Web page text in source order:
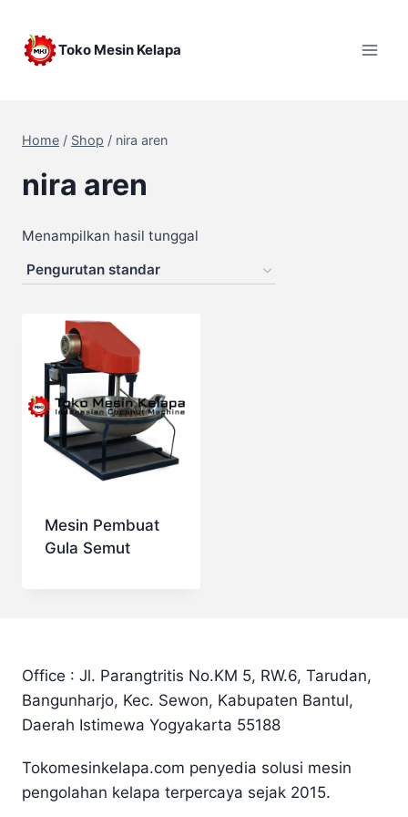
content
Toko Mesin Kelapa
Home / Shop / nira aren
nira aren
Menampilkan hasil tunggal
Mesin Pembuat
Gula Semut
Office : Jl. Parangtritis No.KM 5, RW.6, Tarudan,
Bangunharjo, Kec. Sewon, Kabupaten Bantul,
Daerah Istimewa Yogyakarta 55188
Tokomesinkelapa.com penyedia solusi mesin
pengolahan kelapa terpercaya sejak 2015.